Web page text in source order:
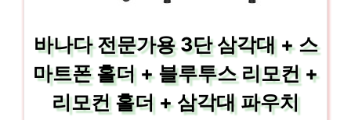
바나다 전문가용 3단 삼각대 + 스
마트폰 홀더 + 블루투스 리모컨 +
리모컨 홀더 + 삼각대 파우치